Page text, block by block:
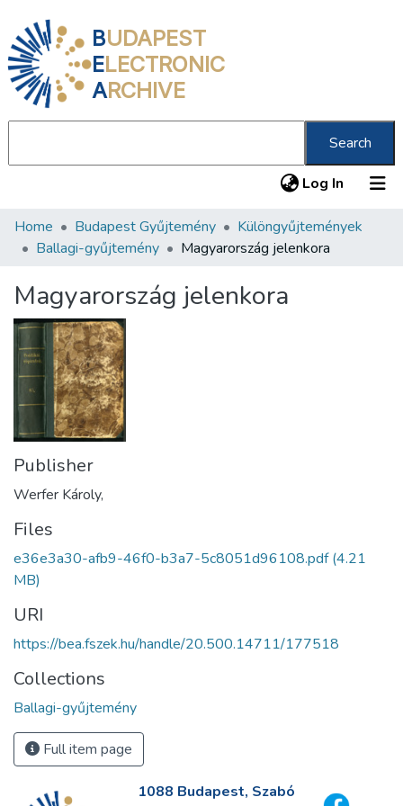
BUDAPEST
ELECTRONIC
ARCHIVE
Search
Log In (current)
Communities & Collections
Statistics
About us
Home Budapest Gyűjtemény
Különgyűjtemények
Ballagi-gyűjtemény
Magyarország jelenkora
Magyarország jelenkora
Publisher
Werfer Károly,
Files
e36e3a30-afb9-46f0-b3a7-5c8051d96108.pdf(4.21
MB)
URI
https://bea.fszek.hu/handle/20.500.14711/177518
Collections
Ballagi-gyűjtemény
Full item page
1088 Budapest, Szabó